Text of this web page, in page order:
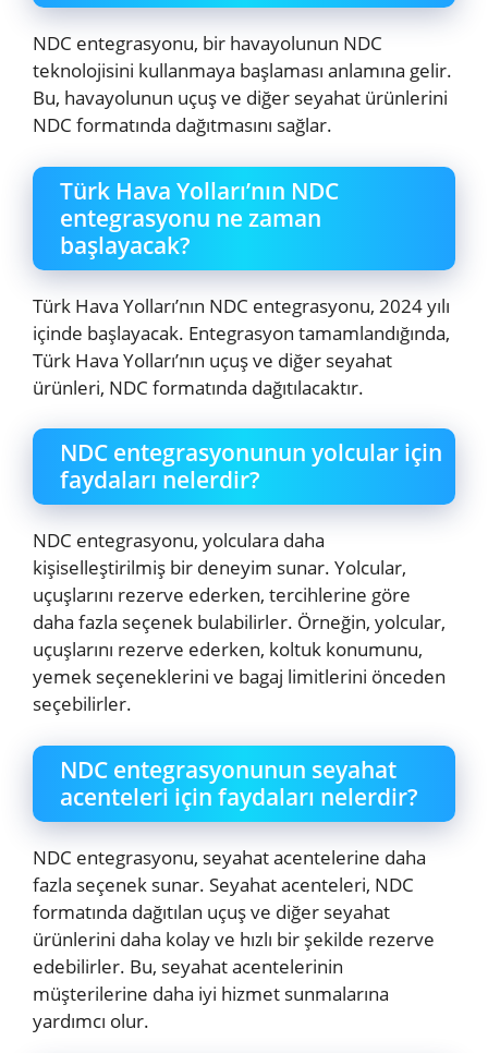
NDC entegrasyonu, bir havayolunun NDC
teknolojisini kullanmaya başlaması anlamına gelir.
Bu, havayolunun uçuş ve diğer seyahat ürünlerini
NDC formatında dağıtmasını sağlar.
Türk Hava Yolları’nın NDC
entegrasyonu ne zaman
başlayacak?
Türk Hava Yolları’nın NDC entegrasyonu, 2024 yılı
içinde başlayacak. Entegrasyon tamamlandığında,
Türk Hava Yolları’nın uçuş ve diğer seyahat
ürünleri, NDC formatında dağıtılacaktır.
NDC entegrasyonunun yolcular için
faydaları nelerdir?
NDC entegrasyonu, yolculara daha
kişiselleştirilmiş bir deneyim sunar. Yolcular,
uçuşlarını rezerve ederken, tercihlerine göre
daha fazla seçenek bulabilirler. Örneğin, yolcular,
uçuşlarını rezerve ederken, koltuk konumunu,
yemek seçeneklerini ve bagaj limitlerini önceden
seçebilirler.
NDC entegrasyonunun seyahat
acenteleri için faydaları nelerdir?
NDC entegrasyonu, seyahat acentelerine daha
fazla seçenek sunar. Seyahat acenteleri, NDC
formatında dağıtılan uçuş ve diğer seyahat
ürünlerini daha kolay ve hızlı bir şekilde rezerve
edebilirler. Bu, seyahat acentelerinin
müşterilerine daha iyi hizmet sunmalarına
yardımcı olur.